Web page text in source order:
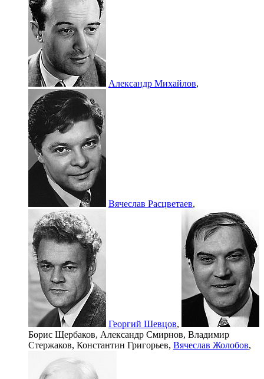
Александр Михайлов,
Вячеслав Расцветаев,
Георгий Шевцов,
Борис Щербаков, Александр Смирнов, Владимир
Стержаков, Константин Григорьев, Вячеслав Жолобов,